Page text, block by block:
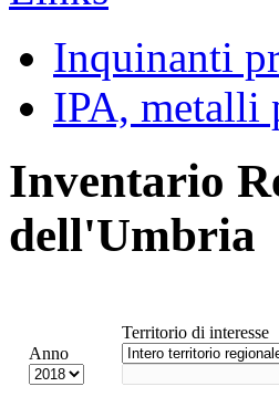
Inquinanti
IPA, metalli
Inventario
dell'Umbria
Anno
Territorio di interesse